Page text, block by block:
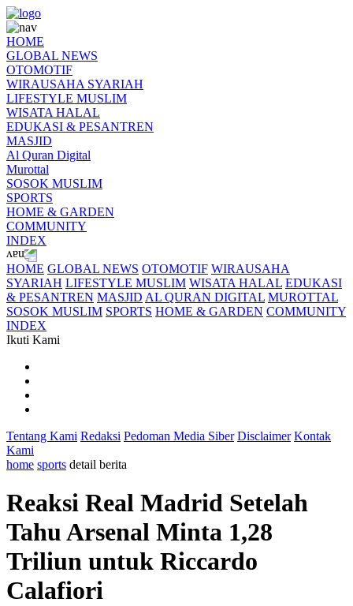
HOME
GLOBAL NEWS
OTOMOTIF
WIRAUSAHA SYARIAH
LIFESTYLE MUSLIM
WISATA HALAL
EDUKASI & PESANTREN
MASJID
Al Quran Digital
Murottal
SOSOK MUSLIM
SPORTS
HOME & GARDEN
COMMUNITY
INDEX
HOME GLOBAL NEWS OTOMOTIF WIRAUSAHA
SYARIAH LIFESTYLE MUSLIM WISATA HALAL EDUKASI
& PESANTREN MASJID AL QURAN DIGITAL MUROTTAL
SOSOK MUSLIM SPORTS HOME & GARDEN COMMUNITY
INDEX
Ikuti Kami
Tentang Kami Redaksi Pedoman Media Siber Disclaimer Kontak
Kami
home sports detail berita
Reaksi Real Madrid Setelah
Tahu Arsenal Minta 1,28
Triliun untuk Riccardo
Calafiori